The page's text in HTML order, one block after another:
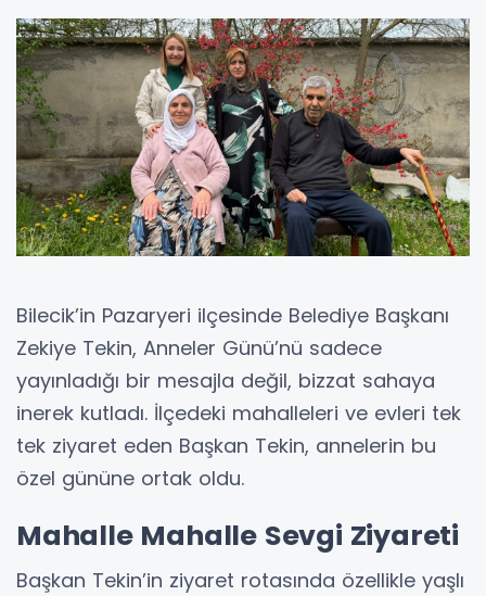
Bilecik’in Pazaryeri ilçesinde Belediye Başkanı
Zekiye Tekin, Anneler Günü’nü sadece
yayınladığı bir mesajla değil, bizzat sahaya
inerek kutladı. İlçedeki mahalleleri ve evleri tek
tek ziyaret eden Başkan Tekin, annelerin bu
özel gününe ortak oldu.
Mahalle Mahalle Sevgi Ziyareti
Başkan Tekin’in ziyaret rotasında özellikle yaşlı